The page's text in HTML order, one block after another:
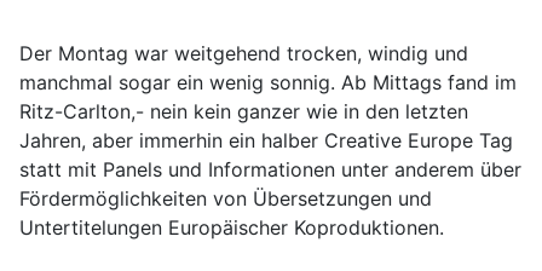
Der Montag war weitgehend trocken, windig und
manchmal sogar ein wenig sonnig. Ab Mittags fand im
Ritz-Carlton,- nein kein ganzer wie in den letzten
Jahren, aber immerhin ein halber Creative Europe Tag
statt mit Panels und Informationen unter anderem über
Fördermöglichkeiten von Übersetzungen und
Untertitelungen Europäischer Koproduktionen.